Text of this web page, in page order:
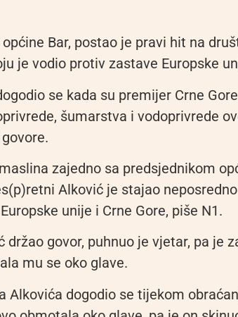
Bar, postao je pravi hit na
je vodio protiv zastave Europske
se kada su premijer Crne
šumarstva i vodoprivrede
zajedno sa predsjednikom
Alković je stajao
unije i Crne Gore, piše N1.
govor, puhnuo je vjetar, pa je
mu se oko glave.
Alkovića dogodio se tijekom